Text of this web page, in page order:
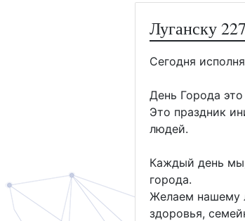
Луганску
Сегодня
День Города
Это праздник
людей.
Каждый день мы,
города.
Желаем нашему
здоровья,